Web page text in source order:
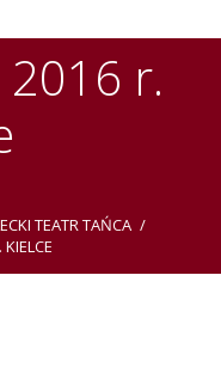
r.
TEATR TAŃCA